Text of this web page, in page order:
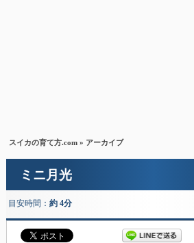
スイカの育て方.com » アーカイブ
ミニ月光
目安時間： 約 4分